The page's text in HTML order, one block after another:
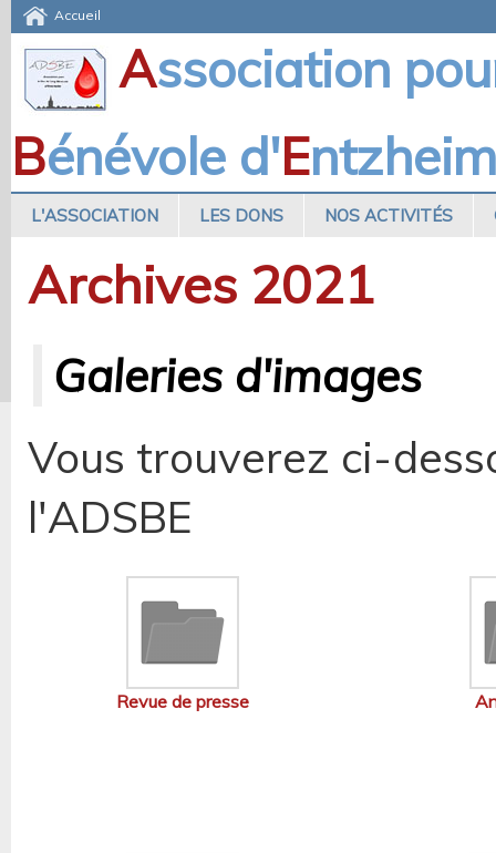
Accueil
Association
Bénévole d'Entzheim
L'ASSOCIATION LES DONS NOS ACTIVITÉS
Archives 2021
Galeries d'images
Vous trouverez ci-
l'ADSBE
Revue de presse